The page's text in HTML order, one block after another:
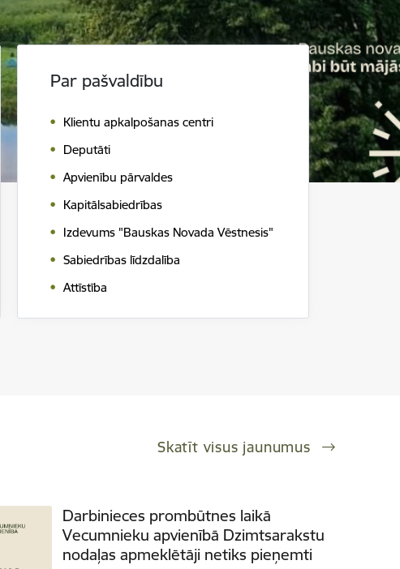
Par pašvaldību
Klientu apkalpošanas centri
Deputāti
Apvienību pārvaldes
Kapitālsabiedrības
Izdevums "Bauskas Novada Vēstnesis"
Sabiedrības līdzdalība
Attīstība
Skatīt visus jaunumus
Darbinieces prombūtnes laikā
Vecumnieku apvienībā Dzimtsarakstu
nodaļas apmeklētāji netiks pieņemti